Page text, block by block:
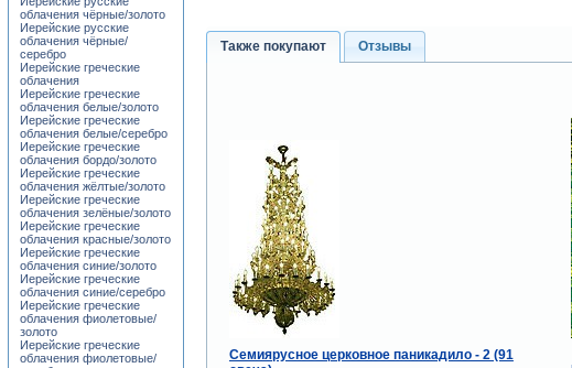
Также покупают Отзывы
Семиярусное церковное паникадило - 2 (91
облачения чёрные/золото
Иерейские русские
облачения чёрные/
серебро
Иерейские греческие
облачения
Иерейские греческие
облачения белые/золото
Иерейские греческие
облачения белые/серебро
Иерейские греческие
облачения бордо/золото
Иерейские греческие
облачения жёлтые/золото
Иерейские греческие
облачения зелёные/золото
Иерейские греческие
облачения красные/золото
Иерейские греческие
облачения синие/золото
Иерейские греческие
облачения синие/серебро
Иерейские греческие
облачения фиолетовые/
золото
Иерейские греческие
облачения фиолетовые/